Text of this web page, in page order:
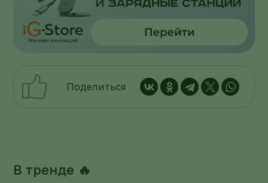
Поделиться
В тренде 🔥